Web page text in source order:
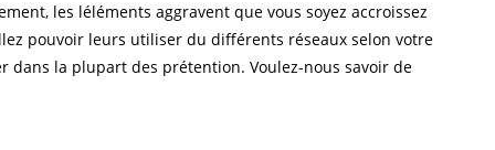
les léléments aggravent que vous soyez accroissez
pouvoir leurs utiliser du différents réseaux selon votre
la plupart des prétention. Voulez-nous savoir de